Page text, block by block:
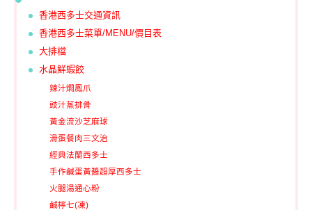
香港西多士交通資訊
香港西多士菜單/MENU/價目表
大排檔
水晶鮮蝦餃
辣汁燜鳳爪
豉汁蒸排骨
黃金流沙芝麻球
滑蛋餐肉三文治
經典法蘭西多士
手作鹹蛋黃醬超厚西多士
火腿湯通心粉
鹹檸七(凍)